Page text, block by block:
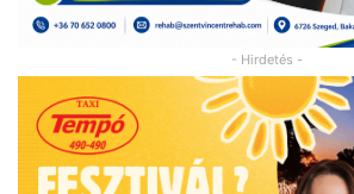
- Hirdetés -